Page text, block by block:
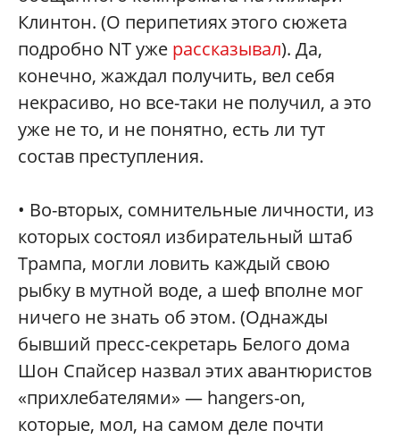
Клинтон. (О перипетиях этого сюжета
подробно NT уже рассказывал). Да,
конечно, жаждал получить, вел себя
некрасиво, но все-таки не получил, а это
уже не то, и не понятно, есть ли тут
состав преступления.
• Во-вторых, сомнительные личности, из
которых состоял избирательный штаб
Трампа, могли ловить каждый свою
рыбку в мутной воде, а шеф вполне мог
ничего не знать об этом. (Однажды
бывший пресс-секретарь Белого дома
Шон Спайсер назвал этих авантюристов
«прихлебателями» — hangers-on,
которые, мол, на самом деле почти